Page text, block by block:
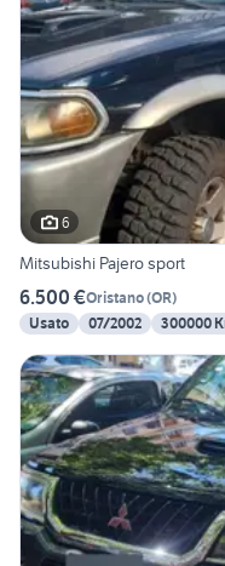
6
Mitsubishi Pajero sport
6.500 €Oristano(OR)
Usato
07/2002 300000